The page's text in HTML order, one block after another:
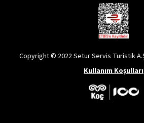
Copyright © 2022 Setur Servis Turistik
Kullanım Koşulları